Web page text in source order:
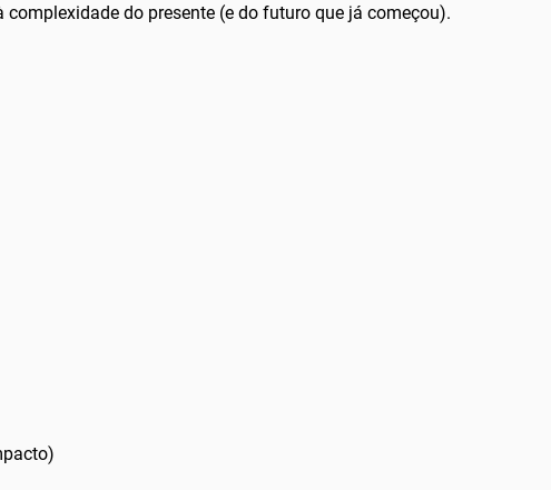
do presente (e do futuro que já começou).